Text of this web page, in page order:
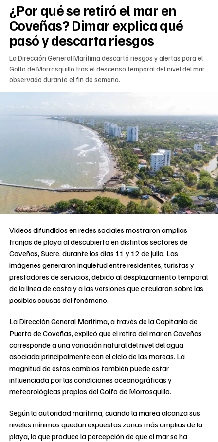
¿Por qué se retiró el mar en
Coveñas? Dimar explica qué
pasó y descarta riesgos
La Dirección General Marítima descartó riesgos y alertas para el
Golfo de Morrosquillo tras el descenso temporal del nivel del mar
observado durante el fin de semana.
Videos difundidos en redes sociales mostraron amplias
franjas de playa al descubierto en distintos sectores de
Coveñas, Sucre, durante los días 11 y 12 de julio. Las
imágenes generaron inquietud entre residentes, turistas y
prestadores de servicios, debido al desplazamiento temporal
de la línea de costa y a las versiones que circularon sobre las
posibles causas del fenómeno.
La Dirección General Marítima, a través de la Capitanía de
Puerto de Coveñas, explicó que el retiro del mar en Coveñas
corresponde a una variación natural del nivel del agua
asociada principalmente con el ciclo de las mareas. La
magnitud de estos cambios también puede estar
influenciada por las condiciones oceanográficas y
meteorológicas propias del Golfo de Morrosquillo.
Según la autoridad marítima, cuando la marea alcanza sus
niveles mínimos quedan expuestas zonas más amplias de la
playa, lo que produce la percepción de que el mar se ha